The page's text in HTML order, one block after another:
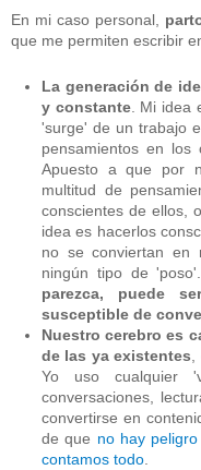
En mi caso personal,
que me permiten escribir
La generación de
y constante. Mi idea
'surge' de un trabajo
pensamientos en los
Apuesto a que por
multitud de
conscientes de ellos,
idea es hacerlos
no se conviertan en
ningún tipo de 'poso'.
parezca, puede
susceptible de
Nuestro cerebro es
de las ya existentes
Yo uso cualquier
conversaciones,
convertirse en
de que no hay
contamos todo